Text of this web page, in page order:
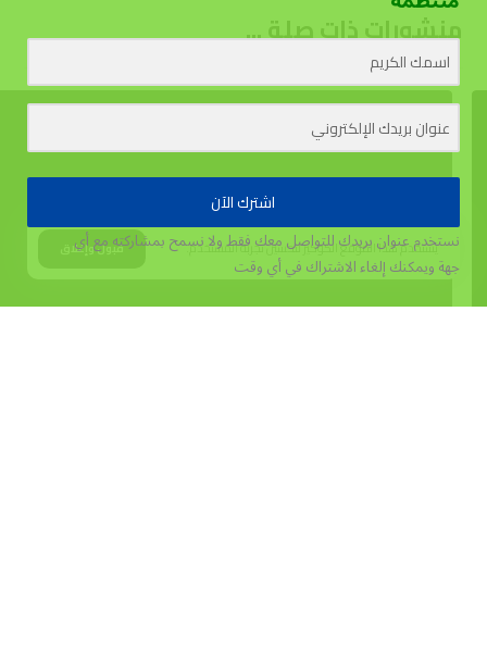
منشورات ذات صلة ...
يستخدم هذا الموقع الكوكيز لتحسين تجربة المستخدم. قبول وإغلاق
اشترك الآن
نستخدم عنوان بريدك للتواصل معك فقط ولا نسمح بمشاركته مع أي
جهةويمكنك إلغاء الاشتراك في أي وقت